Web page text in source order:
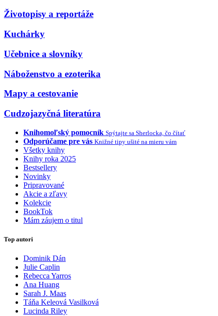
Životopisy a reportáže
Kuchárky
Učebnice a slovníky
Náboženstvo a ezoterika
Mapy a cestovanie
Cudzojazyčná literatúra
Knihomoľský pomocník Spýtajte sa Sherlocka, čo čítať
Odporúčame pre vás Knižné tipy ušité na mieru vám
Všetky knihy
Knihy roka 2025
Bestsellery
Novinky
Pripravované
Akcie a zľavy
Kolekcie
BookTok
Mám záujem o titul
Top autori
Dominik Dán
Julie Caplin
Rebecca Yarros
Ana Huang
Sarah J. Maas
Táňa Keleová Vasilková
Lucinda Riley